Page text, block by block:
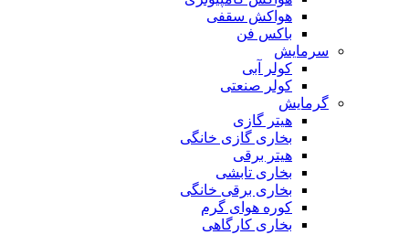
هواکش سقفی
باکس فن
سرمایش
کولر آبی
کولر صنعتی
گرمایش
هیتر گازی
بخاری گازی خانگی
هیتر برقی
بخاری تابشی
بخاری برقی خانگی
کوره هوای گرم
بخاری کارگاهی